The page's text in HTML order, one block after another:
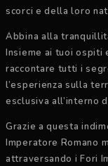
scorci e della loro
Abbina alla
Insieme ai tuoi
raccontare tutti i
l’esperienza sulla
esclusiva all’interno
Grazie a questa
Imperatore Romano
attraversando i Fori